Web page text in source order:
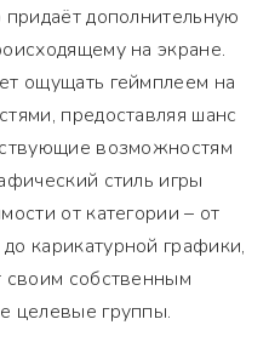
дополнительную
на экране.
ощущать геймплеем на
предоставляя шанс
возможностям
стиль игры
от категории – от
карикатурной графики,
своим собственным
целевые группы.